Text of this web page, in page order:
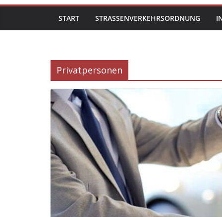
START STRASSENVERKEHRSORDNUNG
Privatpersonen